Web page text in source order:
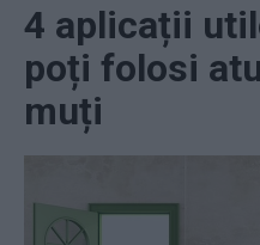
4 aplicații
poți folosi
muți